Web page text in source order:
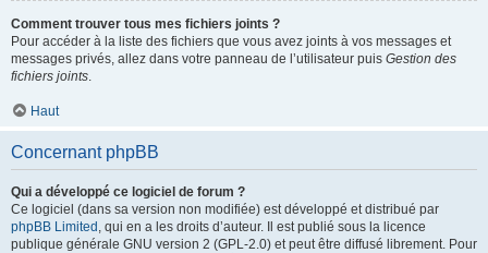
Comment trouver tous mes fichiers joints ?
Pour accéder à la liste des fichiers que vous avez joints à vos messages et
messages privés, allez dans votre panneau de l’utilisateur puis Gestion des
fichiers joints.
Haut
Concernant phpBB
Qui a développé ce logiciel de forum ?
Ce logiciel (dans sa version non modifiée) est développé et distribué par
phpBB Limited , qui en a les droits d’auteur. Il est publié sous la licence
publique générale GNU version 2 (GPL-2.0) et peut être diffusé librement. Pour